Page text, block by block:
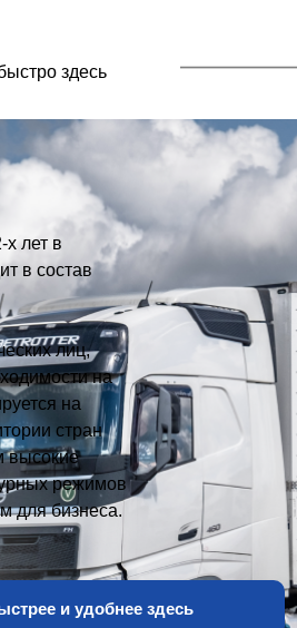
здесь
лет в
в состав
лиц,
на
на
стран
высокие
режимов
для бизнеса.
и удобнее здесь